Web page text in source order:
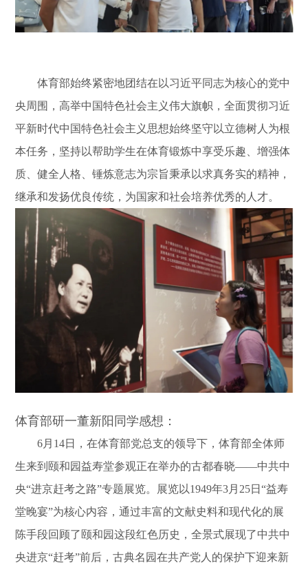
体育部始终紧密地团结在以习近平同志为核心的党中
央周围，高举中国特色社会主义伟大旗帜，全面贯彻习近
平新时代中国特色社会主义思想始终坚守以立德树人为根
本任务，坚持以帮助学生在体育锻炼中享受乐趣、增强体
质、健全人格、锤炼意志为宗旨秉承以求真务实的精神，
继承和发扬优良传统，为国家和社会培养优秀的人才。
体育部研一董新阳同学感想：
6月14日，在体育部党总支的领导下，体育部全体师
生来到颐和园益寿堂参观正在举办的古都春晓——中共中
央“进京赶考之路”专题展览。展览以1949年3月25日“益寿
堂晚宴”为核心内容，通过丰富的文献史料和现代化的展
陈手段回顾了颐和园这段红色历史，全景式展现了中共中
央进京“赶考”前后，古典名园在共产党人的保护下迎来新